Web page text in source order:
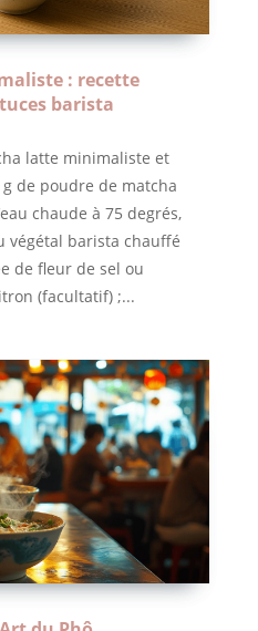
: recette
barista
latte minimaliste et
de poudre de matcha
chaude à 75 degrés,
végétal barista chauffé
de fleur de sel ou
(facultatif) ;...